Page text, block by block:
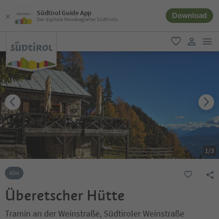
Südtirol Guide App
Der digitale Reisebegleiter Südtirols Download
favorit
user link
1/3
Alm
Überetscher Hütte
Tramin an der Weinstraße, Südtiroler Weinstraße